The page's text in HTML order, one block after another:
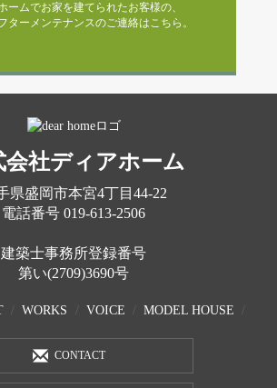
ームでお家を建てられたお客様の、
ターメンテナンスのご連絡はこちら。
会社ディアホーム
県盛岡市本宮4丁目44-22
電話番号 019-613-2506
建築士事務所登録番号
第い(2709)3690号
WORKS VOICE MODEL HOUSE
CONTACT